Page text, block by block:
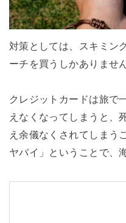
対策としては、スキミン
ーチを買うしかありません
クレジットカードは旅で
えなくなってしまうと、
え余儀なくされてしまう
ヤバイ」ということで、